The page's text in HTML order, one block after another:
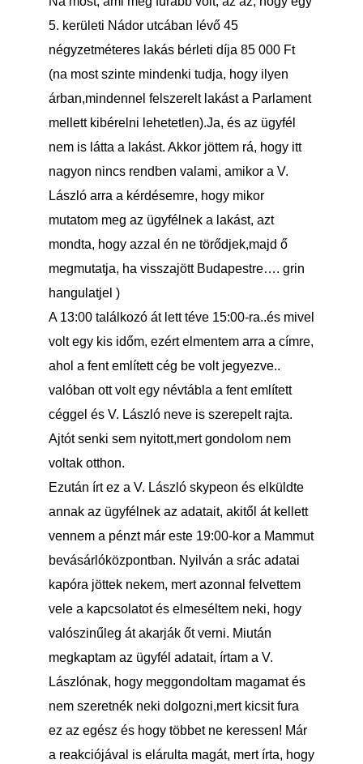
5. kerületi Nádor utcában lévő 45
négyzetméteres lakás bérleti díja 85 000 Ft
(na most szinte mindenki tudja, hogy ilyen
árban,mindennel felszerelt lakást a Parlament
mellett kibérelni lehetetlen).Ja, és az ügyfél
nem is látta a lakást. Akkor jöttem rá, hogy itt
nagyon nincs rendben valami, amikor a V.
László arra a kérdésemre, hogy mikor
mutatom meg az ügyfélnek a lakást, azt
mondta, hogy azzal én ne törődjek,majd ő
megmutatja, ha visszajött Budapestre…. grin
hangulatjel )
A 13:00 találkozó át lett téve 15:00-ra..és mivel
volt egy kis időm, ezért elmentem arra a címre,
ahol a fent említett cég be volt jegyezve..
valóban ott volt egy névtábla a fent említett
céggel és V. László neve is szerepelt rajta.
Ajtót senki sem nyitott,mert gondolom nem
voltak otthon.
Ezután írt ez a V. László skypeon és elküldte
annak az ügyfélnek az adatait, akitől át kellett
vennem a pénzt már este 19:00-kor a Mammut
bevásárlóközpontban. Nyilván a srác adatai
kapóra jöttek nekem, mert azonnal felvettem
vele a kapcsolatot és elmeséltem neki, hogy
valószinűleg át akarják őt verni. Miután
megkaptam az ügyfél adatait, írtam a V.
Lászlónak, hogy meggondoltam magamat és
nem szeretnék neki dolgozni,mert kicsit fura
ez az egész és hogy többet ne keressen! Már
a reakciójával is elárulta magát, mert írta, hogy